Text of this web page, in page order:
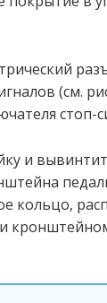
(см.
стоп-
и
кольцо,